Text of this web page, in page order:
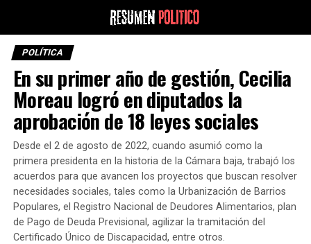
POLÍTICA
En su primer año de gestión, Cecilia
Moreau logró en diputados la
aprobación de 18 leyes sociales
Desde el 2 de agosto de 2022, cuando asumió como la
primera presidenta en la historia de la Cámara baja, trabajó los
acuerdos para que avancen los proyectos que buscan resolver
necesidades sociales, tales como la Urbanización de Barrios
Populares, el Registro Nacional de Deudores Alimentarios, plan
de Pago de Deuda Previsional, agilizar la tramitación del
Certificado Único de Discapacidad, entre otros.